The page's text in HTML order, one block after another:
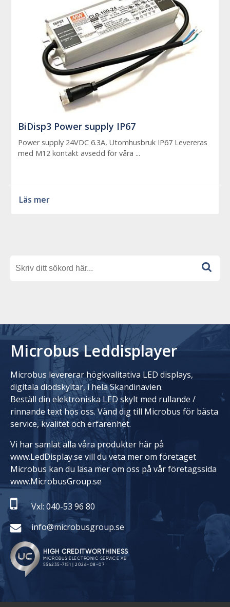
BiDisp3 Power supply IP67
Power supply 24VDC 6.3A, Utomhusbruk IP67 Levereras
med M12 kontakt avsedd för våra ...
Läs mer
Microbus Leddisplayer
Microbus levererar högkvalitativa LED displays,
digitala diodskyltar, i hela Skandinavien.
Beställ din elektroniska LED skylt med rullande /
rinnande text hos oss. Vänd dig till Microbus för bästa
service, kvalitet och erfarenhet.
Vi har samlat alla våra produkter här på
www.LedDisplay.se vill du veta mer om företaget
Microbus kan du läsa mer om oss på vår företagssida
www.MicrobusGroup.se
Vxl: 040-53 96 80
info@microbusgroup.se